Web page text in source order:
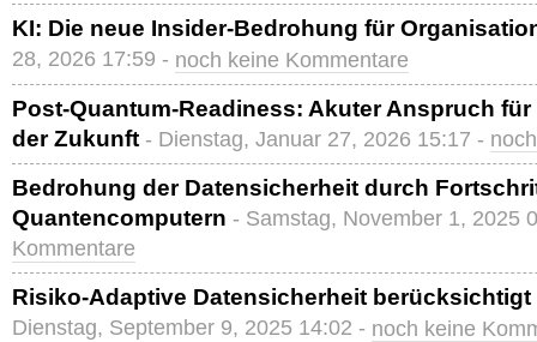
KI: Die neue Insider-Bedrohung für
28, 2026 17:59 - noch keine Kommentare
Post-Quantum-Readiness: Akuter Anspruch
der Zukunft - Dienstag, Januar 27, 2026 15:17 -
Bedrohung der Datensicherheit durch
Quantencomputern - Samstag, November 1, 2025
Kommentare
Risiko-Adaptive Datensicherheit
Dienstag, September 9, 2025 14:02 - noch keine